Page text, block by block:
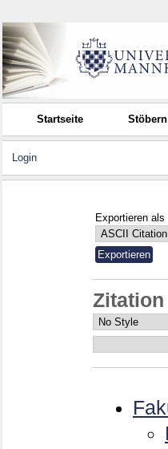
Startseite Stöbern
Login
Exportieren als
Zitation